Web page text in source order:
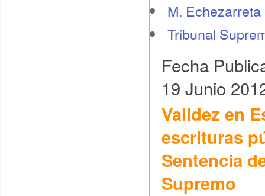
M. Echezarreta
Tribunal
Fecha
19 Junio
Validez en
escrituras
Sentencia
Supremo